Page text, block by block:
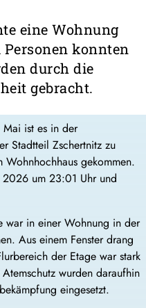
eine Wohnung
Personen konnten
durch die
gebracht.
ist es in der
Stadtteil Zschertnitz zu
gekommen.
um 23:01 Uhr und
war in einer Wohnung in der
Aus einem Fenster drang
der Etage war stark
wurden daraufhin
eingesetzt.